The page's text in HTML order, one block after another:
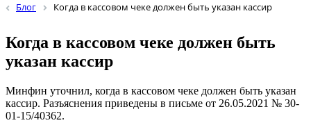
Блог Когда в кассовом чеке должен быть указан кассир
Когда в кассовом чеке должен быть
указан кассир
Минфин уточнил, когда в кассовом чеке должен быть указан
кассир. Разъяснения приведены в письме от 26.05.2021 № 30-
01-15/40362.